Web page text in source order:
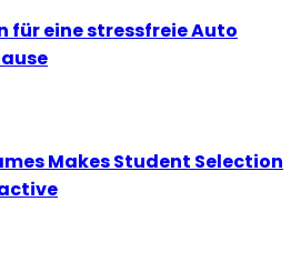
für eine stressfreie Auto
Makes Student Selection